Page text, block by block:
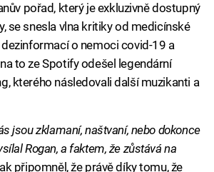
pořad, který je exkluzivně dostupný
se snesla vlna kritiky od medicínské
o nemoci covid-19 a
to ze Spotify odešel legendární
kterého následovali další muzikanti a
jsou zklamaní, naštvaní, nebo dokonce
Rogan, a faktem, že zůstává na
připomněl, že právě díky tomu, že